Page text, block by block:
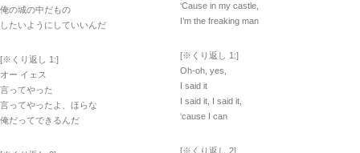
俺の城の中だもの
したいようにしていいんだ
[※くり返し 1:]
オー イェス
言ってやった
言ってやったよ、ほらな
俺だってできるんだ
‘Cause in my castle,
I’m the freaking man
[※くり返し 1:]
Oh-oh, yes,
I said it
I said it, I said it,
‘cause I can
[※くり返し 2]